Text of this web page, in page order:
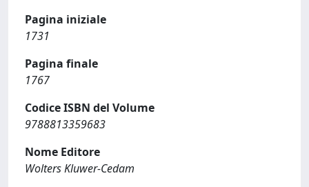
Pagina iniziale
1731
Pagina finale
1767
Codice ISBN del Volume
9788813359683
Nome Editore
Wolters Kluwer-Cedam